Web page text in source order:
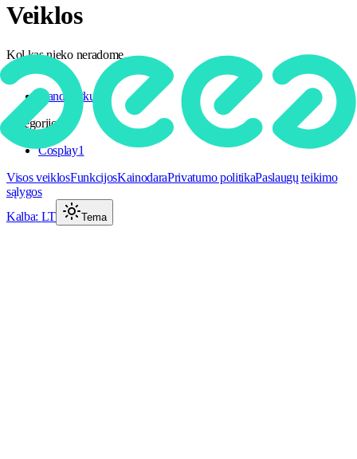
Veiklos
Kol kas nieko neradome.
Miestai
Nandikotkur
Kategorijos
Cosplay1
Visos veiklosFunkcijosKainodaraPrivatumo politikaPaslaugų teikimo
sąlygos
Kalba: LT Tema